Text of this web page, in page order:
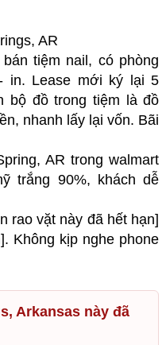
AR
tiệm nail, có phòng
in. Lease mới ký lại 5
bộ đồ trong tiệm là đồ
nhanh lấy lại vốn. Bãi
AR trong walmart
trắng 90%, khách dễ
rao vặt này đã hết hạn]
Không kịp nghe phone
Arkansas này đã